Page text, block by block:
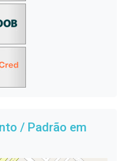
/ Padrão em